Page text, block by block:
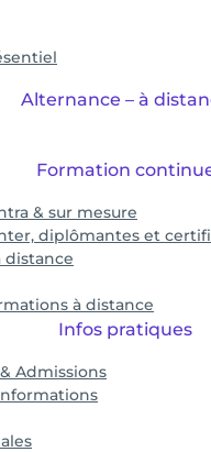
Alternance – à
Formation
& sur mesure
diplômantes et
distance
à distance
Infos pratiques
Admissions